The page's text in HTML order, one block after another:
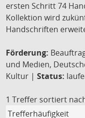
ersten Schritt 74
Kollektion wird
Handschriften
Förderung:
und Medien,
Kultur | Status:
1 Treffer sortiert